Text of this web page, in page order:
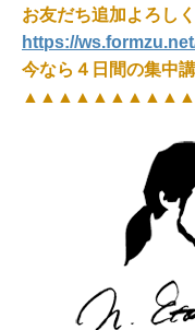
お友だち追加よろし
https://
今なら４日間の集中